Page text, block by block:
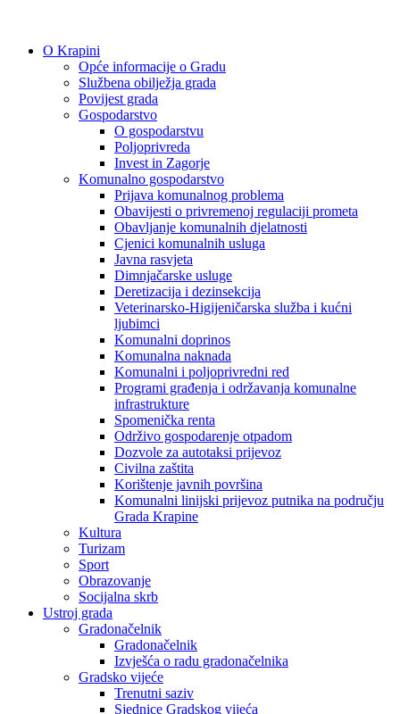
O Krapini
Opće informacije o Gradu
Službena obilježja grada
Povijest grada
Gospodarstvo
O gospodarstvu
Poljoprivreda
Invest in Zagorje
Komunalno gospodarstvo
Prijava komunalnog problema
Obavijesti o privremenoj regulaciji prometa
Obavljanje komunalnih djelatnosti
Cjenici komunalnih usluga
Javna rasvjeta
Dimnjačarske usluge
Deretizacija i dezinsekcija
Veterinarsko-Higijeničarska služba i kućni
ljubimci
Komunalni doprinos
Komunalna naknada
Komunalni i poljoprivredni red
Programi građenja i održavanja komunalne
infrastrukture
Spomenička renta
Održivo gospodarenje otpadom
Dozvole za autotaksi prijevoz
Civilna zaštita
Korištenje javnih površina
Komunalni linijski prijevoz putnika na području
Grada Krapine
Kultura
Turizam
Sport
Obrazovanje
Socijalna skrb
Ustroj grada
Gradonačelnik
Gradonačelnik
Izvješća o radu gradonačelnika
Gradsko vijeće
Trenutni saziv
Sjednice Gradskog vijeća